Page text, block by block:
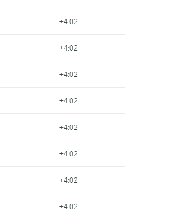
+4:02
+4:02
+4:02
+4:02
+4:02
+4:02
+4:02
+4:02